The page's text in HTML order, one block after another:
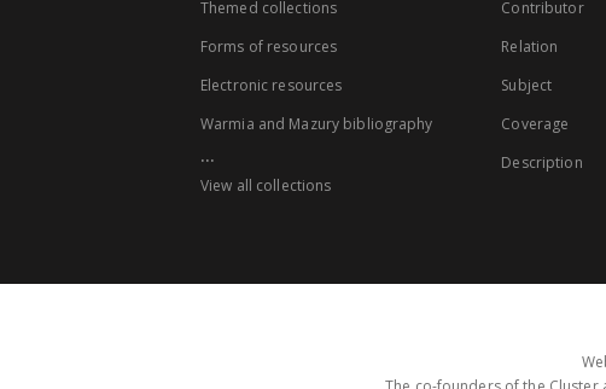
Themed collections
Forms of resources
Electronic resources
Warmia and Mazury bibliography
...
View all collections
Contributor
Relation
Subject
Coverage
Description